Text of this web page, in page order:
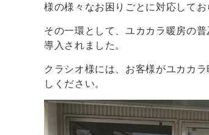
様の様々なお困りごとに対応してお
その一環として、ユカカラ暖房の
導入されました。
クラシオ様には、お客様がユカカ
しください。